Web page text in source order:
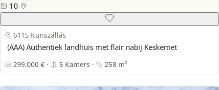
10
6115 Kunszállás
(AAA) Authentiek landhuis met flair nabij Keskemet
299.000 € · 5 Kamers · 258 m²